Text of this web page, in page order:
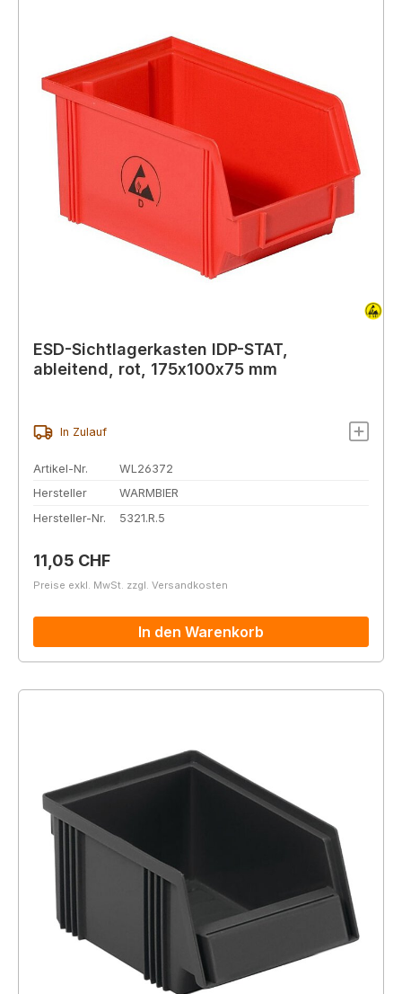
ESD-Sichtlagerkasten IDP-STAT,
ableitend, rot, 175x100x75 mm
In Zulauf
Artikel-Nr.
WL26372
Hersteller
WARMBIER
Hersteller-Nr.
5321.R.5
Regulärer Preis:
11,05 CHF
Preise exkl. MwSt. zzgl. Versandkosten
In den Warenkorb